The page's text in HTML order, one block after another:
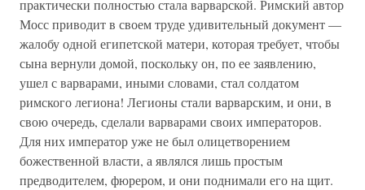
практически полностью стала варварской. Римский автор
Мосс приводит в своем труде удивительный документ —
жалобу одной египетской матери, которая требует, чтобы
сына вернули домой, поскольку он, по ее заявлению,
ушел с варварами, иными словами, стал солдатом
римского легиона! Легионы стали варварским, и они, в
свою очередь, сделали варварами своих императоров.
Для них император уже не был олицетворением
божественной власти, а являлся лишь простым
предводителем, фюрером, и они поднимали его на щит.